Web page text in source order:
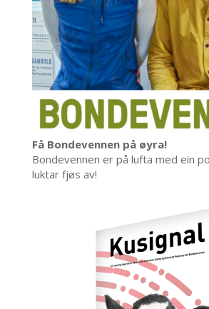
Få Bondevennen på øyra!
Bondevennen er på lufta med ein
luktar fjøs av!